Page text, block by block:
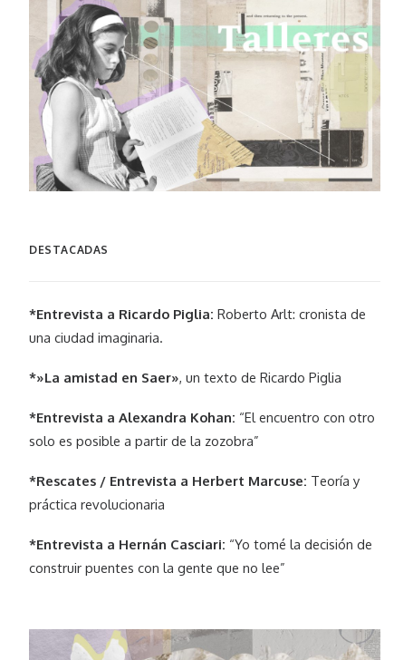
DESTACADAS
*Entrevista a Ricardo Piglia: Roberto Arlt: cronista de
una ciudad imaginaria.
*»La amistad en Saer», un texto de Ricardo Piglia
*Entrevista a Alexandra Kohan: “El encuentro con otro
solo es posible a partir de la zozobra”
*Rescates / Entrevista a Herbert Marcuse: Teoría y
práctica revolucionaria
*Entrevista a Hernán Casciari: “Yo tomé la decisión de
construir puentes con la gente que no lee”